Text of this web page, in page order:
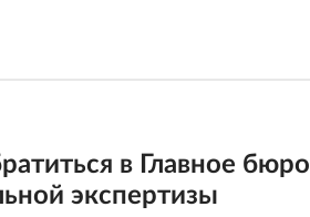
в Главное бюро
экспертизы